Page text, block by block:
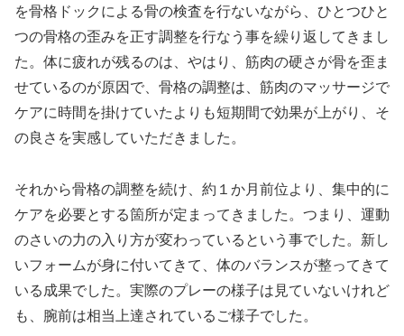
を骨格ドックによる骨の検査を行ないながら、ひとつひと
つの骨格の歪みを正す調整を行なう事を繰り返してきまし
た。体に疲れが残るのは、やはり、筋肉の硬さが骨を歪ま
せているのが原因で、骨格の調整は、筋肉のマッサージで
ケアに時間を掛けていたよりも短期間で効果が上がり、そ
の良さを実感していただきました。
それから骨格の調整を続け、約１か月前位より、集中的に
ケアを必要とする箇所が定まってきました。つまり、運動
のさいの力の入り方が変わっているという事でした。新し
いフォームが身に付いてきて、体のバランスが整ってきて
いる成果でした。実際のプレーの様子は見ていないけれど
も、腕前は相当上達されているご様子でした。